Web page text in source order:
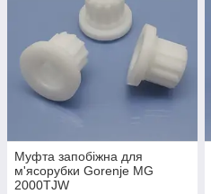
Муфта запобіжна для
м'ясорубки Gorenje MG
2000TJW